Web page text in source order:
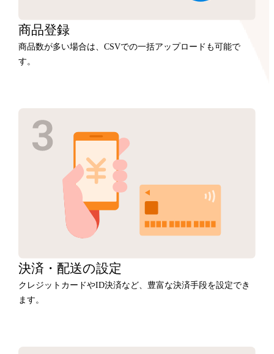
商品登録
商品数が多い場合は、CSVでの一括アップロードも可能で
す。
決済・ 配送の設定
クレジットカードやID決済など、豊富な決済手段を設定でき
ます。